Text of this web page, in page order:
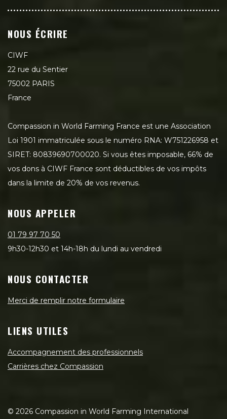
NOUS ÉCRIRE
CIWF
22 rue du Sentier
75002 PARIS
France
Compassion in World Farming France est une Association
Loi 1901 immatriculée sous le numéro RNA: W751226958 et
SIRET: 80839690700020. Si vous êtes imposable, 66% de
vos dons à CIWF France sont déductibles de vos impôts
dans la limite de 20% de vos revenus.
NOUS APPELER
01 79 97 70 50
9h30-12h30 et 14h-18h du lundi au vendredi
NOUS CONTACTER
Merci de remplir notre formulaire
LIENS UTILES
Accompagnement des professionnels
Carrières chez Compassion
© 2026 Compassion in World Farming International